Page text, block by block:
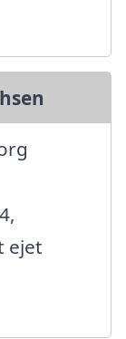
ejet